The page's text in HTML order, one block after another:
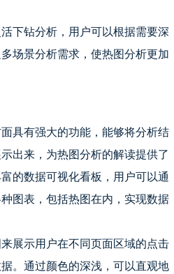
下钻分析，用户可以根据需要深
场景分析需求，使热图分析更加
具有强大的功能，能够将分析结
出来，为热图分析的解读提供了
的数据可视化看板，用户可以通
图表，包括热图在内，实现数据
展示用户在不同页面区域的点击
。通过颜色的深浅，可以直观地